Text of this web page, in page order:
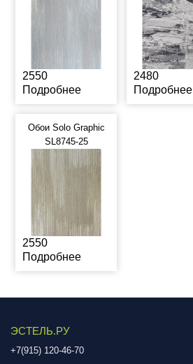
2550
Подробнее
2480
Подробнее
Обои Solo Graphic
SL8745-25
2550
Подробнее
ЭСТЕЛЬ.РУ
+7(915) 120-46-70